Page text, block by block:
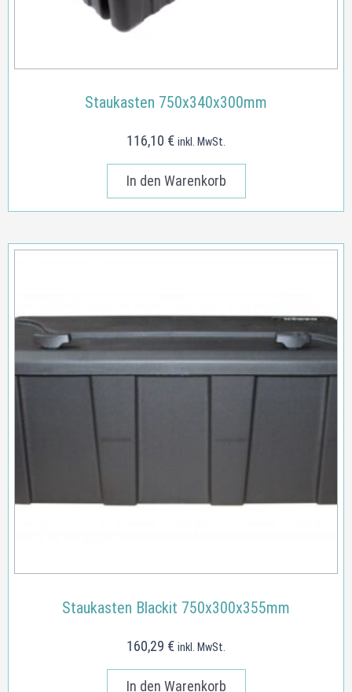
Staukasten 750x340x300mm
116,10 € inkl. MwSt.
In den Warenkorb
Staukasten Blackit 750x300x355mm
160,29 € inkl. MwSt.
In den Warenkorb